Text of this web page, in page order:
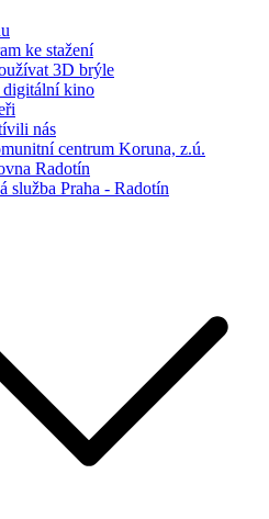
ke stažení
3D brýle
digitální kino
nás
centrum Koruna, z.ú.
Radotín
služba Praha - Radotín